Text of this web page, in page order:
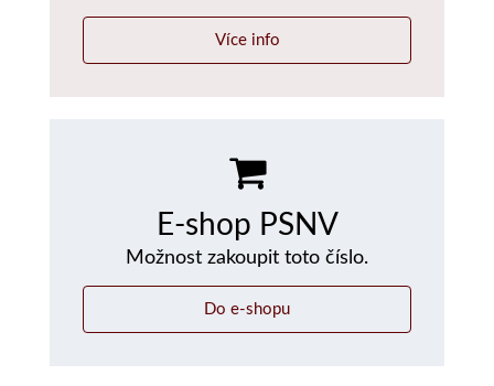
Více info
E-shop PSNV
Možnost zakoupit toto číslo.
Do e-shopu